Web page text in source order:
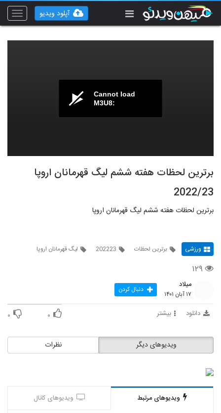
Toggle
آپلود ویدیو
Cannot load
M3U8:
برترین لحظات هفته ششم لیگ قهرمانان اروپا
2022/23
برترین لحظات هفته ششم لیگ قهرمانان اروپا
ورزشی برترین لحظات 202223 لیگ قهرمانان اروپا
۱۲۹
میلاد
۱۷ آبان ۱۴۰۱ دنبال کردن
دانلود بیشتر ۰ ۰
نظرات ویدیوهای دیگر
ویدیوهای مرتبط ویدیوهای کانال